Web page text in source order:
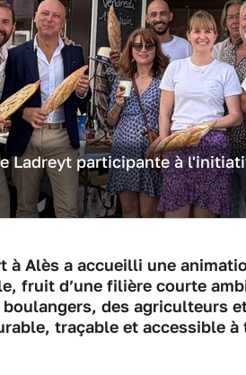
Ladreyt participante à
à Alès a accueilli une
fruit d’une filière courte
boulangers, des agriculteurs
traçable et accessible à